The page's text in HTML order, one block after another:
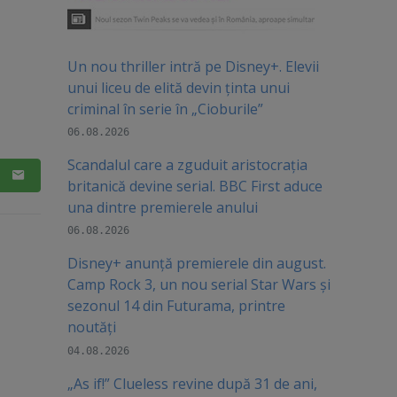
Un nou thriller intră pe Disney+. Elevii
unui liceu de elită devin ținta unui
criminal în serie în „Cioburile”
06.08.2026
Scandalul care a zguduit aristocrația
britanică devine serial. BBC First aduce
una dintre premierele anului
06.08.2026
Disney+ anunță premierele din august.
Camp Rock 3, un nou serial Star Wars și
sezonul 14 din Futurama, printre
noutăți
04.08.2026
„As if!” Clueless revine după 31 de ani,